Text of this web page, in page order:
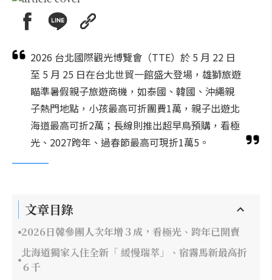
2026 台北國際觀光博覽會（TTE）於 5 月 22 日
至 5 月 25 日在台北世貿一館盛大登場，雄獅旅遊
瞄準暑假親子旅遊商機，如泰國、韓國、沖繩親
子熱門地點，小孩最高可折團費1萬，親子出遊北
海道最高可折2萬；長線則推出超早鳥預購，看極
光、2027跨年、過春節最高可現折1萬5。
文章目錄
2026日韓參團人次年增３成，看極光、跨年已開賣
北海道獨家入住全新「 緩慢瑞萃」、宿霧馬新最高折
６千